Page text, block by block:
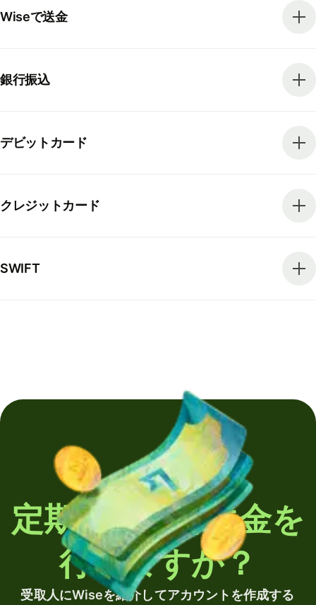
Wiseで送金
銀行振込
デビットカード
クレジットカード
SWIFT
定期的に海外送金を
行いますか？
受取人にWiseを紹介してアカウントを作成する